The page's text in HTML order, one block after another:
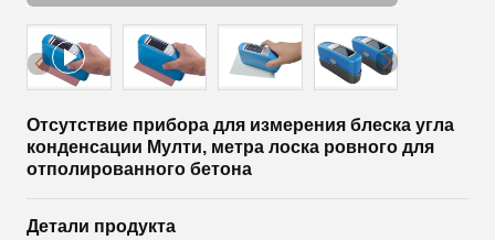
Отсутствие прибора для измерения блеска угла
конденсации Мулти, метра лоска ровного для
отполированного бетона
Детали продукта